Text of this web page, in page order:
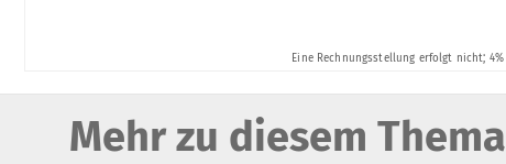
Mehr zu diesem Thema